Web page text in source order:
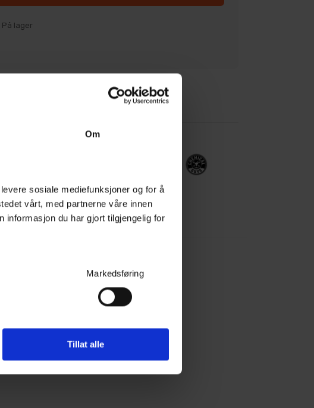
Om
sosiale mediefunksjoner og for å
vårt, med partnerne våre innen
informasjon du har gjort tilgjengelig for
Markedsføring
Tillat alle
På lager
Legg i ønskeliste
Spørsmål og svar: